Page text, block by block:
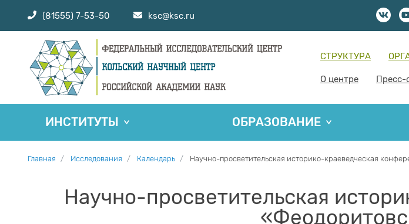
(81555) 7-53-50 ksc@ksc.ru
СТРУКТУРА
О центре Пресс-
ИНСТИТУТЫ ОБРАЗОВАНИЕ
Главная Исследования Календарь Научно-просветительская историко-краеведческая
Научно-просветительская